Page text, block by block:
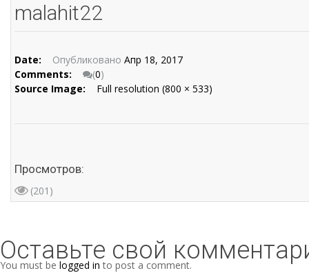
malahit22
Date: Опубликовано Апр 18, 2017
Comments:
(0)
Source Image:
Full resolution (800 × 533)
Просмотров:
(201)
Оставьте свой
You must be logged in to post a comment.